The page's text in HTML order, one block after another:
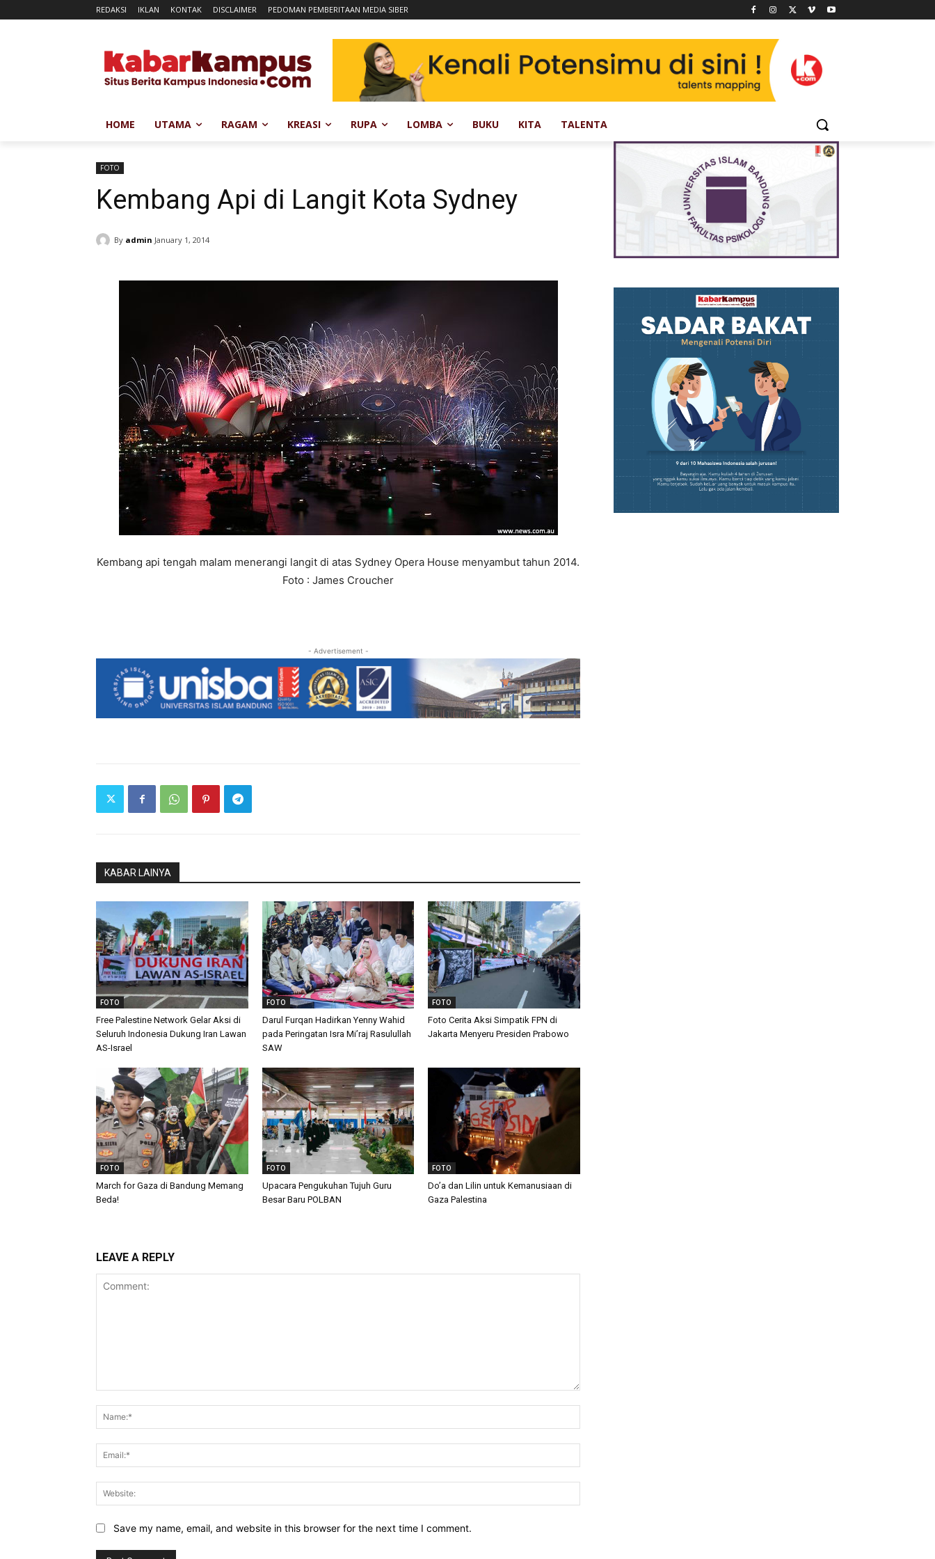
REDAKSI IKLAN KONTAK DISCLAIMER PEDOMAN PEMBERITAAN MEDIA SIBER
HOME UTAMA RAGAM KREASI RUPA LOMBA BUKU KITA TALENTA
FOTO
Kembang Api di Langit Kota Sydney
By admin January 1, 2014
Kembang api tengah malam menerangi langit di atas Sydney Opera House menyambut tahun 2014.
Foto : James Croucher
- Advertisement -
KABAR LAINYA
FOTO
Free Palestine Network Gelar Aksi di
Seluruh Indonesia Dukung Iran Lawan
AS-Israel
FOTO
Darul Furqan Hadirkan Yenny Wahid
pada Peringatan Isra Mi’raj Rasulullah
SAW
FOTO
Foto Cerita Aksi Simpatik FPN di
Jakarta Menyeru Presiden Prabowo
FOTO
March for Gaza di Bandung Memang
Beda!
FOTO
Upacara Pengukuhan Tujuh Guru
Besar Baru POLBAN
FOTO
Do’a dan Lilin untuk Kemanusiaan di
Gaza Palestina
LEAVE A REPLY
Save my name, email, and website in this browser for the next time I comment.